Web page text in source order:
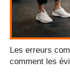
Les erreurs
comment les